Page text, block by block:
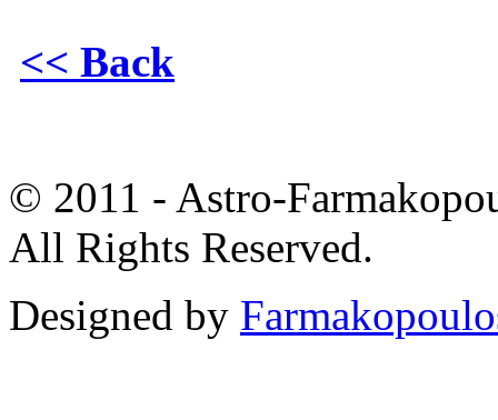
<< Back
© 2011 - Astro-
All Rights Reserved.
Designed by